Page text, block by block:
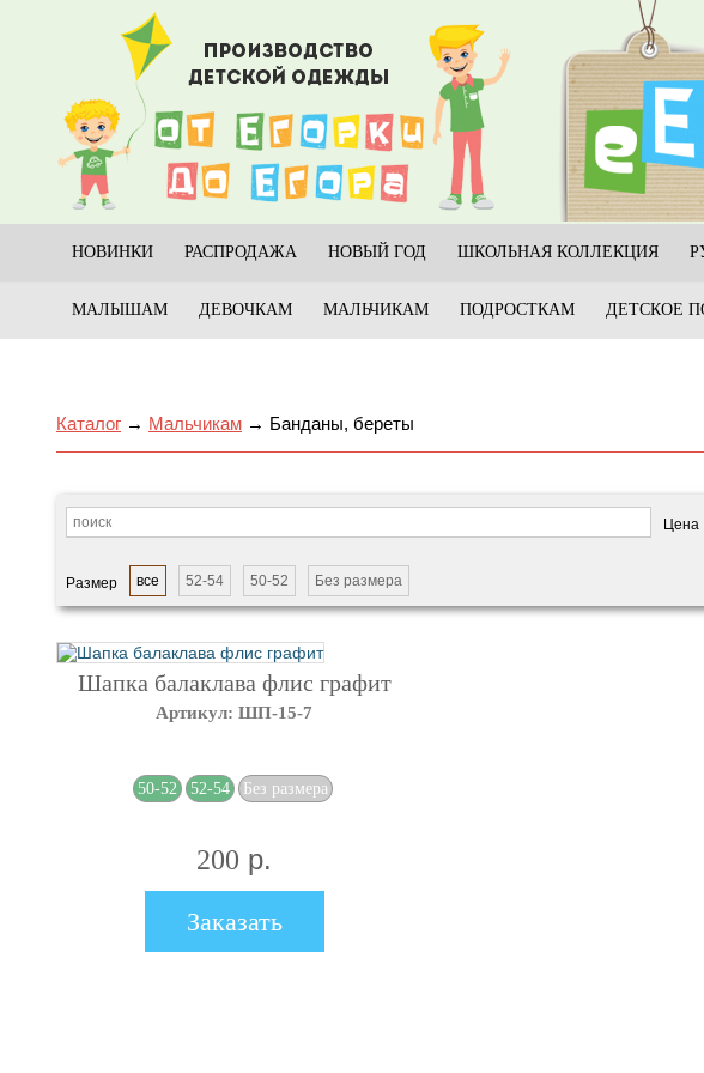
НОВИНКИ РАСПРОДАЖА НОВЫЙ ГОД ШКОЛЬНАЯ КОЛЛЕКЦИЯ
МАЛЫШАМ ДЕВОЧКАМ МАЛЬЧИКАМ ПОДРОСТКАМ ДЕТСКОЕ
Каталог → Мальчикам → Банданы, береты
Цена
Размер все 52-54 50-52 Без размера
Шапка балаклава флис графит
Артикул: ШП-15-7
50-52 52-54 Без размера
200 р.
Заказать